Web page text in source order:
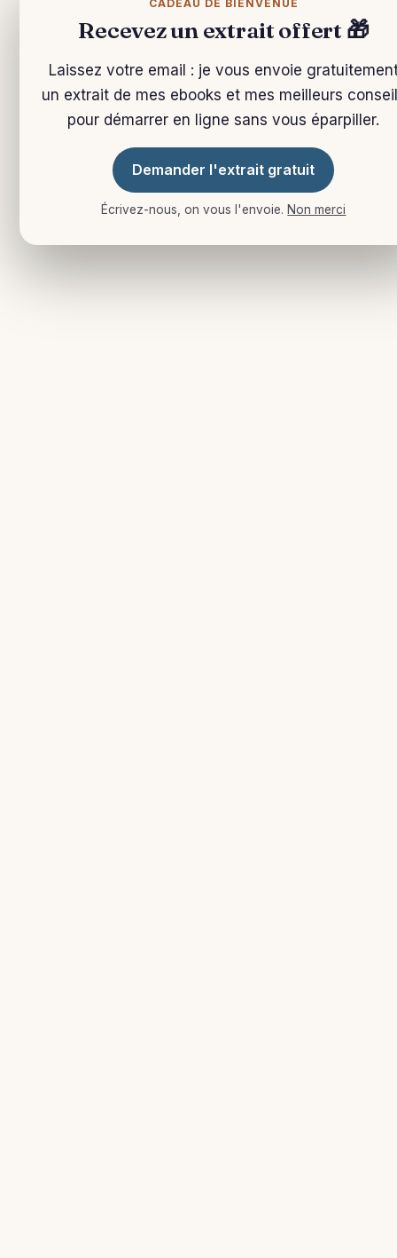
CADEAU DE BIENVENUE
Recevez un extrait offert 🎁
Laissez votre email : je vous envoie
un extrait de mes ebooks et mes meilleurs
pour démarrer en ligne sans vous éparpiller.
Demander l'extrait gratuit
Écrivez-nous, on vous l'envoie. Non merci